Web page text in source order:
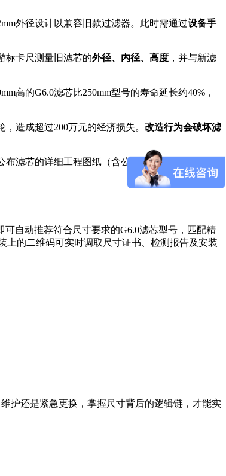
外径设计以兼容旧款过滤器。此时需通过设备手
标卡尺测量旧滤芯的外径、内径、高度 ，并与新滤
高的G6.0滤芯比250mm型号的寿命延长约40%，
造成超过200万元的经济损失。 改造行为会破坏滤
滤芯的详细工程图纸（含公差范围），并附赠安
自动推荐符合尺寸要求的G6.0滤芯型号，匹配精
上的二维码可实时调取尺寸证书、检测报告及安装
护还是紧急更换，掌握尺寸背后的逻辑链，才能实